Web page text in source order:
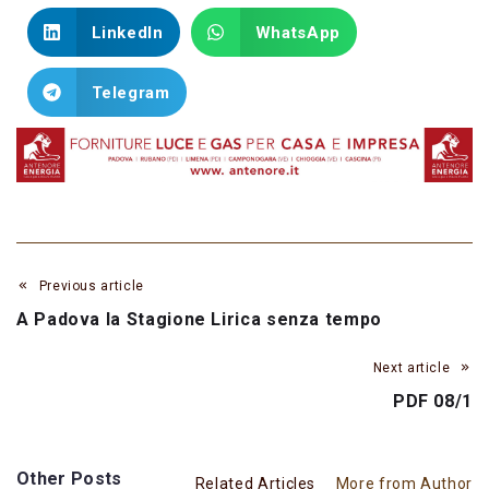
LinkedIn WhatsApp
Telegram
Previous article
A Padova la Stagione Lirica senza tempo
Next article
PDF 08/1
Other Posts Related Articles More from Author